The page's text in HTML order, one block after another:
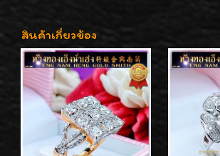
สินค้าเกี่ยวข้อง